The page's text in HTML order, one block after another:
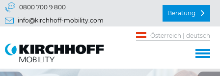
Springe direkt zu:
Hauptmenü
0800 700 9 800
info@kirchhoff-mobility.com
Beratung
Österreich | deutsch